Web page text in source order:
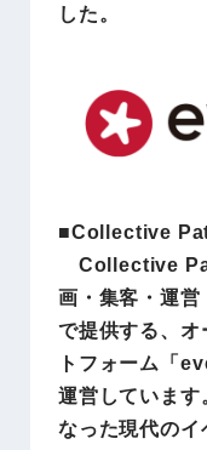
した。
■Collective
Collective
画・集客・運
で提供する、オ
トフォーム「
運営しています
なった現代の